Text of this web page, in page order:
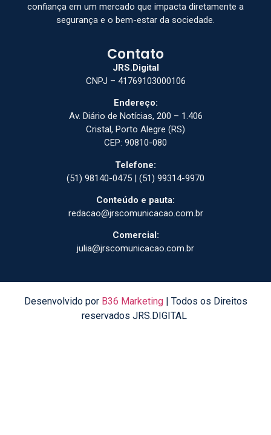
confiança em um mercado que impacta diretamente a
segurança e o bem-estar da sociedade.
Contato
JRS.Digital
CNPJ – 41769103000106
Endereço:
Av. Diário de Notícias, 200 – 1.406
Cristal, Porto Alegre (RS)
CEP: 90810-080
Telefone:
(51) 98140-0475 | (51) 99314-9970
Conteúdo e pauta:
redacao@jrscomunicacao.com.br
Comercial:
julia@jrscomunicacao.com.br
Desenvolvido por B36 Marketing| Todos os Direitos
reservados JRS.DIGITAL